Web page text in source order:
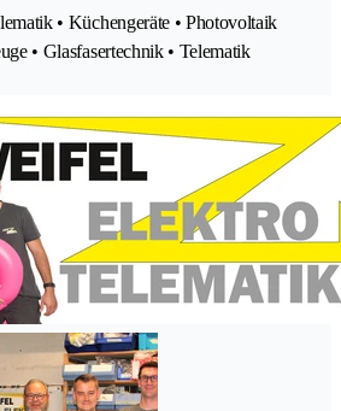
• Küchengeräte • Photovoltaik
• Glasfasertechnik • Telematik